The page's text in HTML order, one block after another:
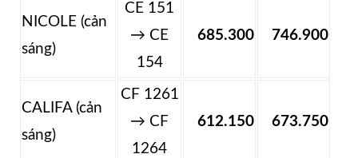
NICOLE (cản
sáng)
CE 151
→ CE
154
685.300 746.900
CALIFA (cản
sáng)
CF 1261
→ CF
1264
612.150 673.750